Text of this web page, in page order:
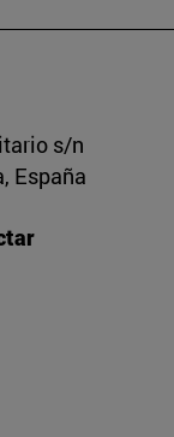
s/n
España